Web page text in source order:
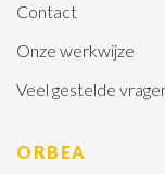
Contact
Onze werkwijze
Veel gestelde
ORBEA